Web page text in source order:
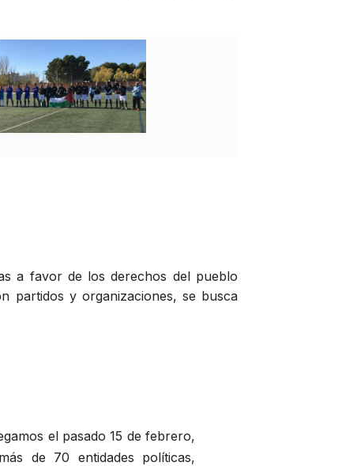
a favor de los derechos del pueblo
partidos y organizaciones, se busca
el pasado 15 de febrero,
de 70 entidades políticas,